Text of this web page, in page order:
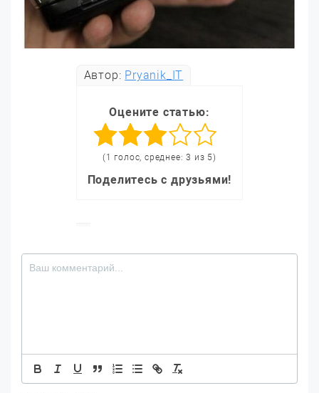
Автор: Pryanik_IT
Оцените статью:
(1 голос, среднее: 3 из 5)
Поделитесь с друзьями!